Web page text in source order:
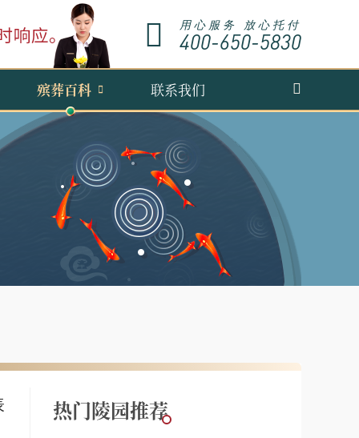
用心服务 放心托付
400-650-5830
殡葬百科 联系我们
热门陵园推荐